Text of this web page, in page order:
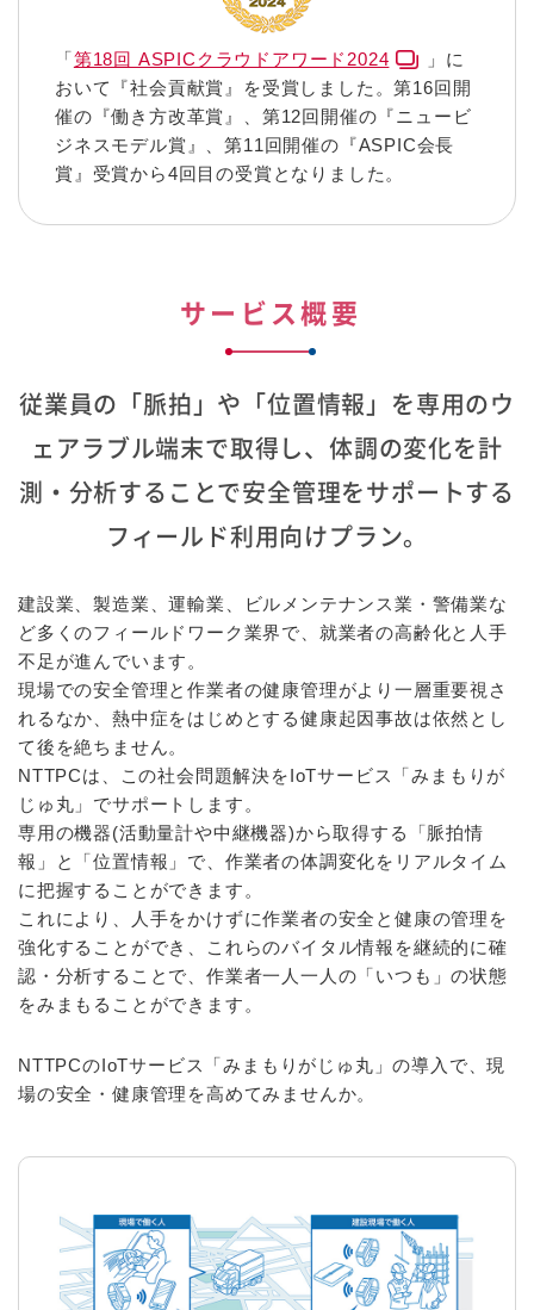
「第18回 ASPICクラウドアワード2024
」に
おいて『社会貢献賞』を受賞しました。第16回開
催の『働き方改革賞』、第12回開催の『ニュービ
ジネスモデル賞』、第11回開催の『ASPIC会長
賞』受賞から4回目の受賞となりました。
サービス概要
従業員の「脈拍」や「位置情報」を専用のウ
ェアラブル端末で取得し、体調の変化を計
測・分析することで安全管理をサポートする
フィールド利用向けプラン。
建設業、製造業、運輸業、ビルメンテナンス業・警備業な
ど多くのフィールドワーク業界で、就業者の高齢化と人手
不足が進んでいます。
現場での安全管理と作業者の健康管理がより一層重要視さ
れるなか、熱中症をはじめとする健康起因事故は依然とし
て後を絶ちません。
NTTPCは、この社会問題解決をIoTサービス「みまもりが
じゅ丸」でサポートします。
専用の機器(活動量計や中継機器)から取得する「脈拍情
報」と「位置情報」で、作業者の体調変化をリアルタイム
に把握することができます。
これにより、人手をかけずに作業者の安全と健康の管理を
強化することができ、これらのバイタル情報を継続的に確
認・分析することで、作業者一人一人の「いつも」の状態
をみまもることができます。
NTTPCのIoTサービス「みまもりがじゅ丸」の導入で、現
場の安全・健康管理を高めてみませんか。